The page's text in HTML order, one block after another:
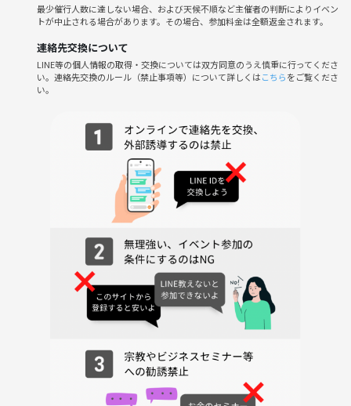
◾️大阪フレンズが作りたいこと
イベントを通して皆さんの「居場所」を作ることが私たちが作りたいこ
とです。
減ってしまうことが多く職場の人と関わることが多くなってくるかと思
代表も会社のお家の往復で趣味もなかったので土日はネトフリをみたり
ひたすら睡眠を摂ったりしており気付けば人と関わる機会が職場だけに
プライベートが充実しているという実感は薄い日常でした。
そんな日常を待っていても変わらないと思い、自分でサークルを立ち上
気づけばよく来てくれる参加者の皆さんとお友達になって休みの日は遊
増えて色んな趣味を共有してもらったりプライベートがとっても充実し
仕事も年も関係ない！気軽に一緒に遊んだり出かけたりする友達をイベ
最少催行人数に達しない場合、および天候不順など主催者の判断によりイベン
トが中止される場合があります。その場合、参加料金は全額返金されます。
連絡先交換について
LINE等の個人情報の取得・交換については双方同意のうえ慎重に行ってくださ
い。連絡先交換のルール（禁止事項等）について詳しくはこちらをご覧くださ
い。